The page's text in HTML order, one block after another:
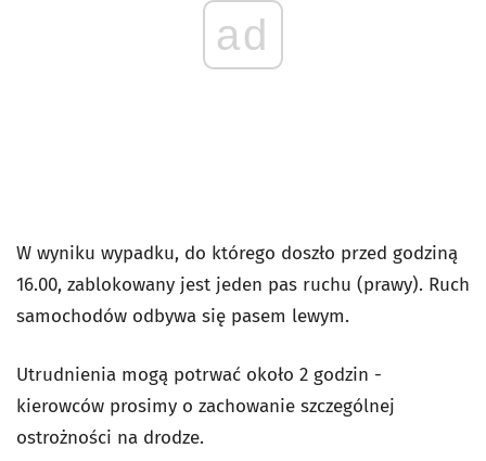
ad
W wyniku wypadku, do którego doszło przed godziną
16.00, zablokowany jest jeden pas ruchu (prawy). Ruch
samochodów odbywa się pasem lewym.
Utrudnienia mogą potrwać około 2 godzin -
kierowców prosimy o zachowanie szczególnej
ostrożności na drodze.